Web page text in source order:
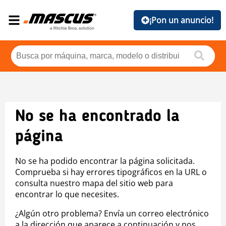
¡Pon un anuncio!
No se ha encontrado la
página
No se ha podido encontrar la página solicitada.
Comprueba si hay errores tipográficos en la URL o
consulta nuestro mapa del sitio web para
encontrar lo que necesites.
¿Algún otro problema? Envía un correo electrónico